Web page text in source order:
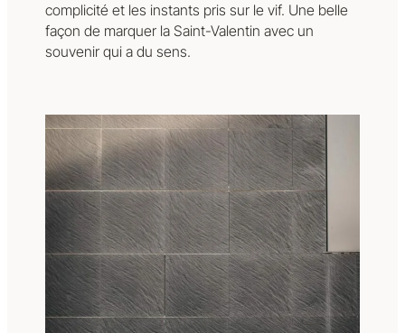
complicité et les instants pris sur le vif. Une belle
façon de marquer la Saint-Valentin avec un
souvenir qui a du sens.